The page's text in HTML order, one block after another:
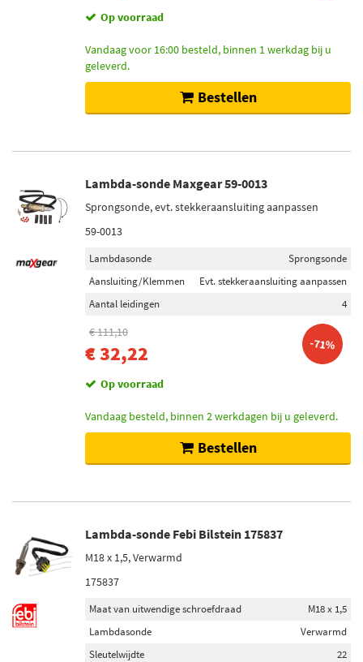
Op voorraad
Vandaag voor 16:00 besteld, binnen 1 werkdag bij u
geleverd.
Bestellen
Lambda-sonde Maxgear 59-0013
Sprongsonde, evt. stekkeraansluiting aanpassen
59-0013
Lambdasonde
Sprongsonde
Aansluiting/Klemmen
Evt. stekkeraansluiting aanpassen
Aantal leidingen
4
€ 111,10
€ 32,22 -71%
Op voorraad
Vandaag besteld, binnen 2 werkdagen bij u geleverd.
Bestellen
Lambda-sonde Febi Bilstein 175837
M18 x 1,5, Verwarmd
175837
Maat van uitwendige schroefdraad
M18 x 1,5
Lambdasonde
Verwarmd
Sleutelwijdte
22